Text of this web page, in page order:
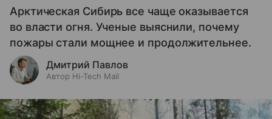
Арктическая Сибирь все чаще оказывается
во власти огня. Ученые выяснили, почему
пожары стали мощнее и продолжительнее.
Дмитрий Павлов
Автор Hi-Tech Mail